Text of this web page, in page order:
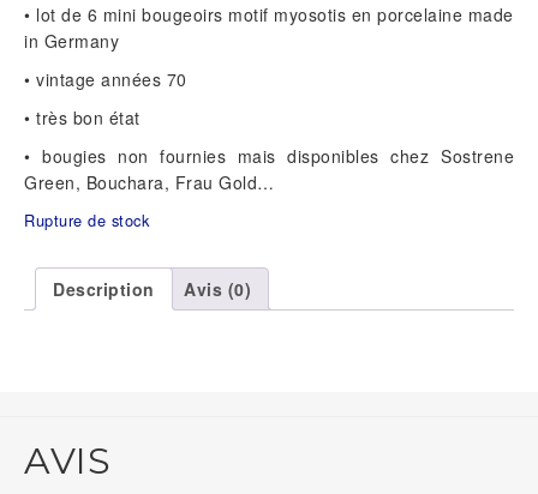
• lot de 6 mini bougeoirs motif myosotis en porcelaine made
in Germany
• vintage années 70
• très bon état
• bougies non fournies mais disponibles chez Sostrene
Green, Bouchara, Frau Gold…
Rupture de stock
Description Avis (0)
AVIS